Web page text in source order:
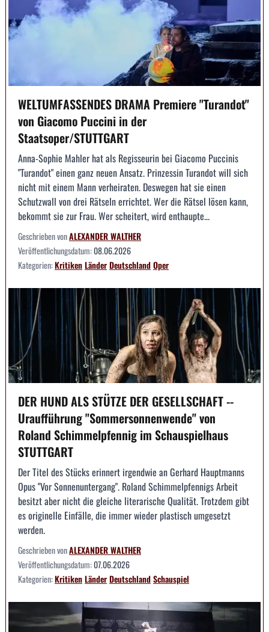
WELTUMFASSENDES DRAMA Premiere "Turandot"
von Giacomo Puccini in der
Staatsoper/STUTTGART
Anna-Sophie Mahler hat als Regisseurin bei Giacomo Puccinis
"Turandot" einen ganz neuen Ansatz. Prinzessin Turandot will sich
nicht mit einem Mann verheiraten. Deswegen hat sie einen
Schutzwall von drei Rätseln errichtet. Wer die Rätsel lösen kann,
bekommt sie zur Frau. Wer scheitert, wird enthaupte...
Geschrieben vonALEXANDER WALTHER
Veröffentlichungsdatum:08.06.2026
Kategorien:KritikenLänderDeutschlandOper
DER HUND ALS STÜTZE DER GESELLSCHAFT --
Uraufführung "Sommersonnenwende" von
Roland Schimmelpfennig im Schauspielhaus
STUTTGART
Der Titel des Stücks erinnert irgendwie an Gerhard Hauptmanns
Opus "Vor Sonnenuntergang". Roland Schimmelpfennigs Arbeit
besitzt aber nicht die gleiche literarische Qualität. Trotzdem gibt
es originelle Einfälle, die immer wieder plastisch umgesetzt
werden.
Geschrieben vonALEXANDER WALTHER
Veröffentlichungsdatum:07.06.2026
Kategorien:KritikenLänderDeutschlandSchauspiel